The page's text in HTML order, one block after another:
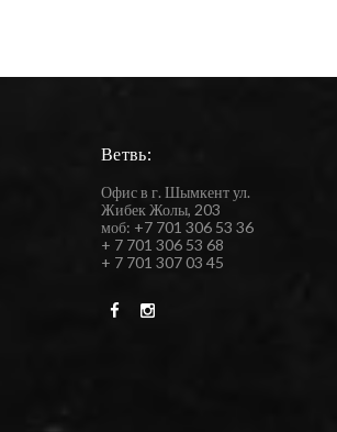
Ветвь:
Офис в г. Шымкент ул.
Жибек Жолы, 203
моб: +7 701 306 53 36
+ 7 701 306 53 68
+ 7 701 307 03 45